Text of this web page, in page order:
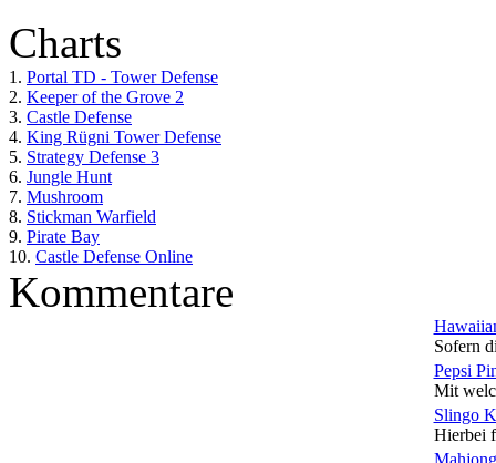
Charts
1. Portal TD - Tower Defense
2. Keeper of the Grove 2
3. Castle Defense
4. King Rügni Tower Defense
5. Strategy Defense 3
6. Jungle Hunt
7. Mushroom
8. Stickman Warfield
9. Pirate Bay
10. Castle Defense Online
Kommentare
Sofern
Pepsi
Mit
Slingo
Hierbei